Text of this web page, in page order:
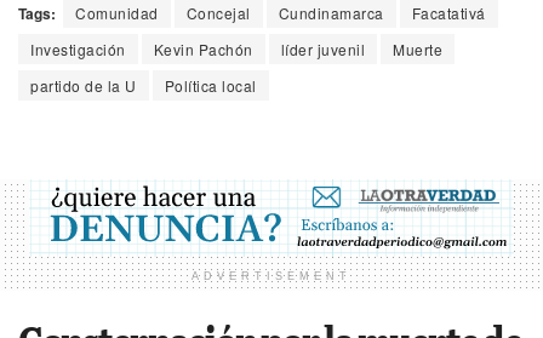
Tags: Comunidad Concejal Cundinamarca
Facatativá
Investigación
Kevin Pachón líder juvenil
Muerte
partido de la U
Política local
ADVERTISEMENT